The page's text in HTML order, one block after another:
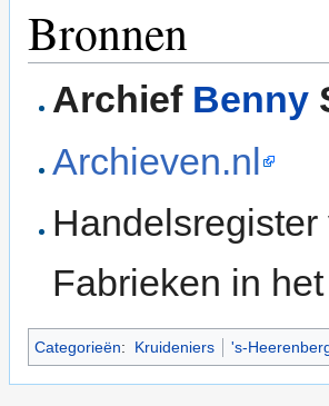
Bronnen
Archief Benny
Archieven.nl
Fabrieken in
Categorieën: Kruideniers 's-